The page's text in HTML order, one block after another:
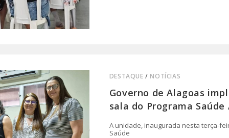
DESTAQUE /NOTÍCIAS
Governo de Alagoas
sala do Programa
A unidade, inaugurada nesta terça-
Saúde